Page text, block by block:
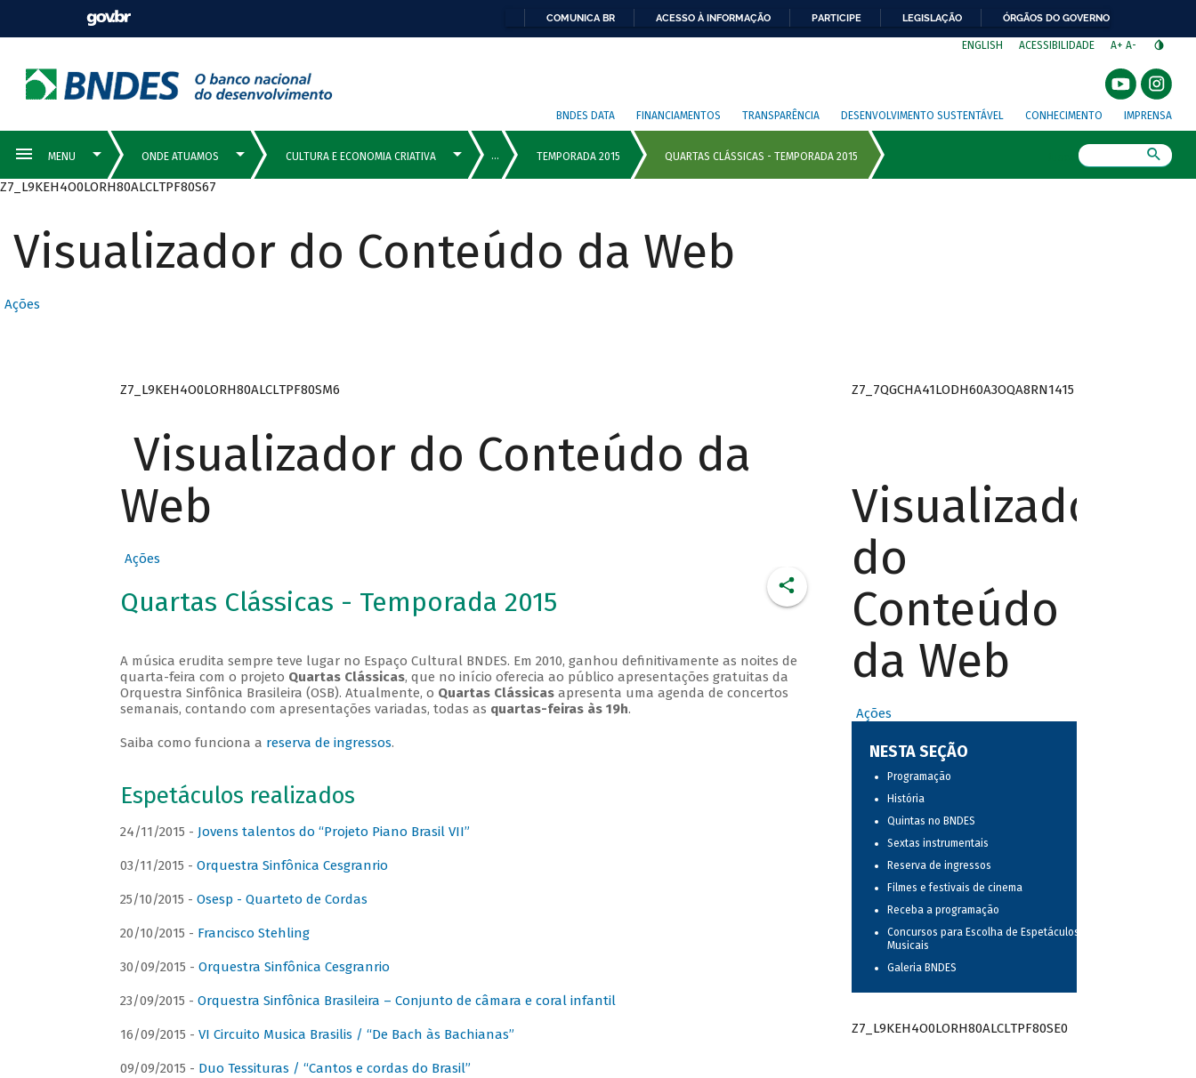
COMUNICA BR ACESSO À INFORMAÇÃO PARTICIPE LEGISLAÇÃO ÓRGÃOS DO GOVERNO
ENGLISH ACESSIBILIDADE A+ A-
BNDES DATA FINANCIAMENTOS TRANSPARÊNCIA DESENVOLVIMENTO SUSTENTÁVEL CONHECIMENTO IMPRENSA
Z7_L9KEH4O0LORH80ALCLTPF80S67
Visualizador do Conteúdo da Web
Ações
Z7_L9KEH4O0LORH80ALCLTPF80SM6
Visualizador do Conteúdo da
Web
Ações
Quartas Clássicas - Temporada 2015
A música erudita sempre teve lugar no Espaço Cultural BNDES. Em 2010, ganhou definitivamente as noites de
quarta-feira com o projeto Quartas Clássicas, que no início oferecia ao público apresentações gratuitas da
Orquestra Sinfônica Brasileira (OSB). Atualmente, o Quartas Clássicasapresenta uma agenda de concertos
semanais, contando com apresentações variadas, todas as quartas-feiras às 19h.
Saiba como funciona a reserva de ingressos.
Espetáculos realizados
24/11/2015 - Jovens talentos do “Projeto Piano Brasil VII”
03/11/2015 - Orquestra Sinfônica Cesgranrio
25/10/2015 - Osesp - Quarteto de Cordas
20/10/2015 - Francisco Stehling
30/09/2015 - Orquestra Sinfônica Cesgranrio
23/09/2015 - Orquestra Sinfônica Brasileira – Conjunto de câmara e coral infantil
16/09/2015 - VI Circuito Musica Brasilis / “De Bach às Bachianas”
09/09/2015 - Duo Tessituras / “Cantos e cordas do Brasil”
Z7_7QGCHA41LODH60A3OQA8RN1415
Visualizador
do
Conteúdo
da Web
Ações
NESTA SEÇÃO
Programação
História
Quintas no BNDES
Sextas instrumentais
Reserva de ingressos
Filmes e festivais de cinema
Receba a programação
Concursos para Escolha de Espetáculos
Musicais
Galeria BNDES
Z7_L9KEH4O0LORH80ALCLTPF80SE0